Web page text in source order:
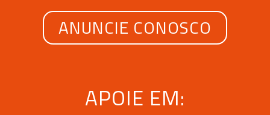
ANUNCIE CONOSCO
APOIE EM: